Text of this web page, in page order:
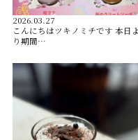
2026.03.27
こんにちはツキノミチです️ 本日よ
り期間…